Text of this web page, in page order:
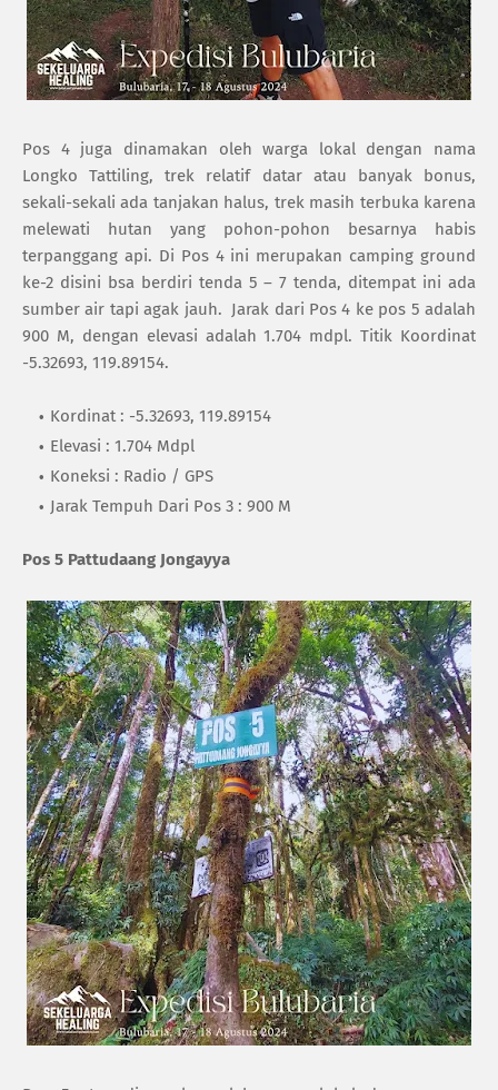
Pos 4 juga dinamakan oleh warga lokal dengan nama
Longko Tattiling, trek relatif datar atau banyak bonus,
sekali-sekali ada tanjakan halus, trek masih terbuka karena
melewati hutan yang pohon-pohon besarnya habis
terpanggang api. Di Pos 4 ini merupakan camping ground
ke-2 disini bsa berdiri tenda 5 – 7 tenda, ditempat ini ada
sumber air tapi agak jauh. Jarak dari Pos 4 ke pos 5 adalah
900 M, dengan elevasi adalah 1.704 mdpl. Titik Koordinat
-5.32693, 119.89154.
Kordinat : -5.32693, 119.89154
Elevasi : 1.704 Mdpl
Koneksi : Radio / GPS
Jarak Tempuh Dari Pos 3 : 900 M
Pos 5 Pattudaang Jongayya